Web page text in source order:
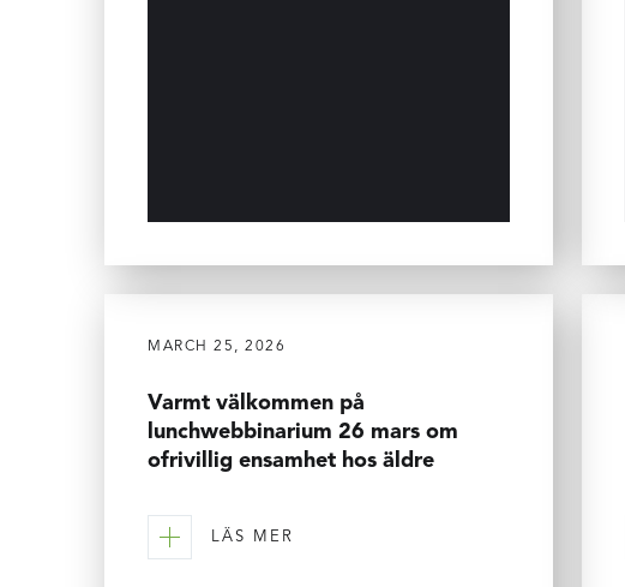
MARCH 25, 2026
Varmt välkommen på
lunchwebbinarium 26 mars om
ofrivillig ensamhet hos äldre
LÄS MER